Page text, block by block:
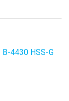
4430 HSS-G